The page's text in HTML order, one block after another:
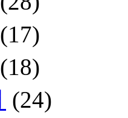
(17)
(18)
(24)